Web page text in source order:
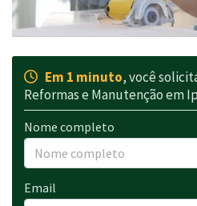
Em 1 minuto, você
Reformas e Manutenção em
Nome completo
Email